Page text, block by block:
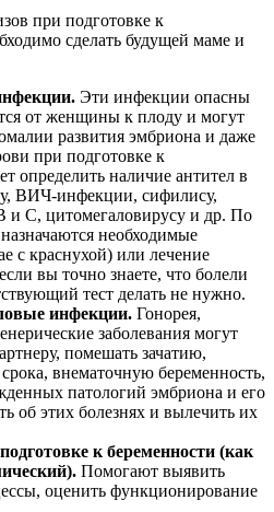
при подготовке к
сделать будущей маме и
Эти инфекции опасны
от женщины к плоду и могут
развития эмбриона и даже
при подготовке к
определить наличие антител в
ВИЧ-инфекции, сифилису,
и С, цитомегаловирусу и др. По
назначаются необходимые
с краснухой) или лечение
вы точно знаете, что болели
тест делать не нужно.
инфекции. Гонорея,
заболевания могут
помешать зачатию,
внематочную беременность,
патологий эмбриона и его
об этих болезнях и вылечить их
к беременности (как
Помогают выявить
оценить функционирование